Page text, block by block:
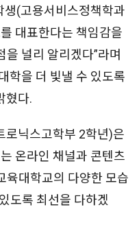
생(고용서비스정책학과
대표한다는 책임감을
널리 알리겠다”라며
학을 더 빛낼 수 있도록
혔다.
로닉스고학부 2학년)은
온라인 채널과 콘텐츠
육대학교의 다양한 모습
도록 최선을 다하겠